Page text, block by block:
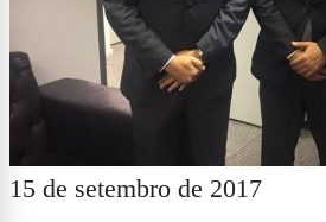
15 de setembro de 2017